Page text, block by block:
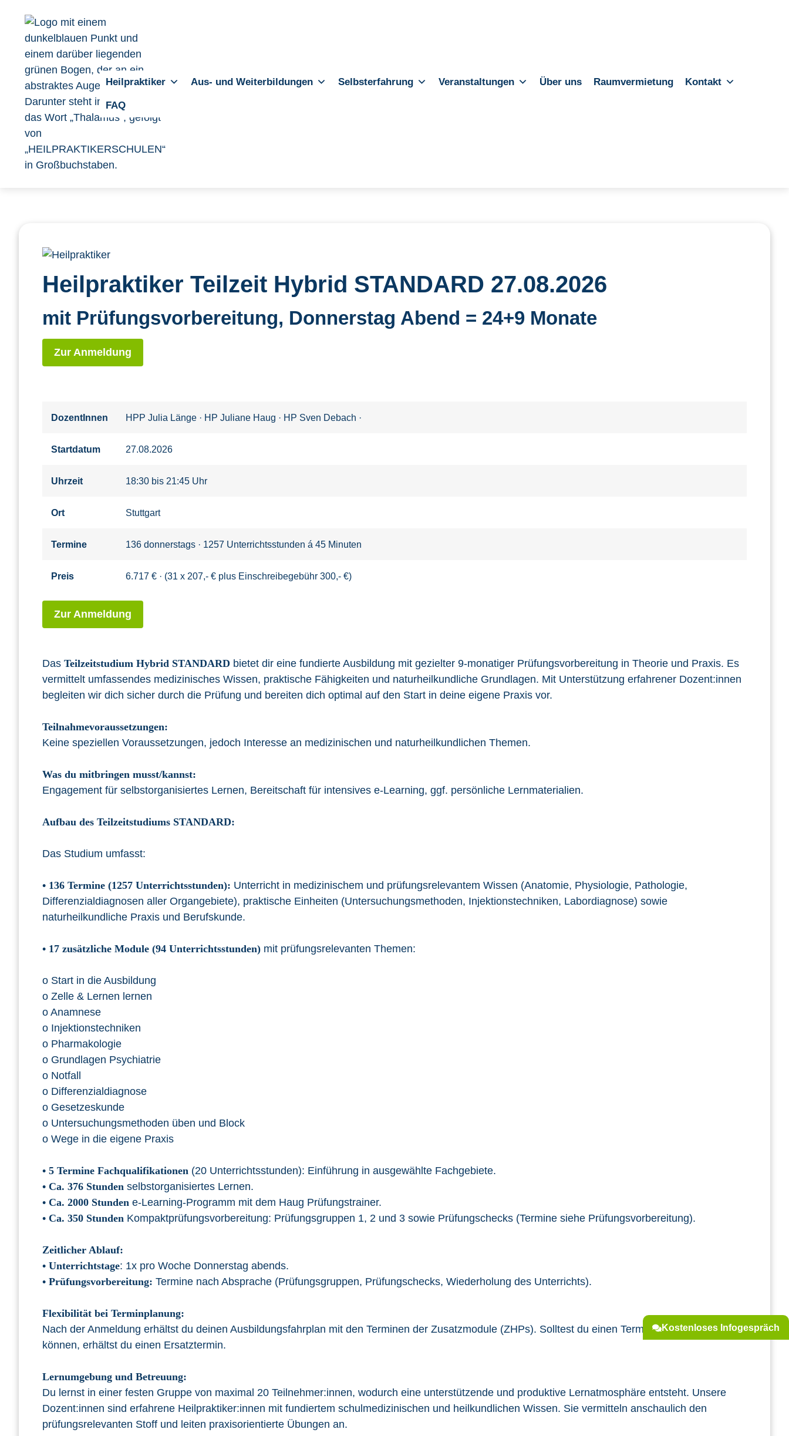
Heilpraktiker Aus- und Weiterbildungen Selbsterfahrung Veranstaltungen Über uns Raumvermietung Kontakt
FAQ
Kostenloses Infogespräch
Heilpraktiker Teilzeit Hybrid STANDARD 27.08.2026
mit Prüfungsvorbereitung, Donnerstag Abend = 24+9 Monate
Zur Anmeldung
DozentInnen HPP Julia Länge · HP Juliane Haug · HP Sven Debach ·
Startdatum 27.08.2026
Uhrzeit 18:30 bis 21:45 Uhr
Ort Stuttgart
Termine 136 donnerstags · 1257 Unterrichtsstunden á 45 Minuten
Preis 6.717 € · (31 x 207,- € plus Einschreibegebühr 300,- €)
Zur Anmeldung
Das Teilzeitstudium Hybrid STANDARD bietet dir eine fundierte Ausbildung mit gezielter 9-monatiger Prüfungsvorbereitung in Theorie und Praxis. Es
vermittelt umfassendes medizinisches Wissen, praktische Fähigkeiten und naturheilkundliche Grundlagen. Mit Unterstützung erfahrener Dozent:innen
begleiten wir dich sicher durch die Prüfung und bereiten dich optimal auf den Start in deine eigene Praxis vor.
Teilnahmevoraussetzungen:
Keine speziellen Voraussetzungen, jedoch Interesse an medizinischen und naturheilkundlichen Themen.
Was du mitbringen musst/kannst:
Engagement für selbstorganisiertes Lernen, Bereitschaft für intensives e-Learning, ggf. persönliche Lernmaterialien.
Aufbau des Teilzeitstudiums STANDARD:
Das Studium umfasst:
• 136 Termine (1257 Unterrichtsstunden): Unterricht in medizinischem und prüfungsrelevantem Wissen (Anatomie, Physiologie, Pathologie,
Differenzialdiagnosen aller Organgebiete), praktische Einheiten (Untersuchungsmethoden, Injektionstechniken, Labordiagnose) sowie
naturheilkundliche Praxis und Berufskunde.
• 17 zusätzliche Module (94 Unterrichtsstunden) mit prüfungsrelevanten Themen:
o Start in die Ausbildung
o Zelle & Lernen lernen
o Anamnese
o Injektionstechniken
o Pharmakologie
o Grundlagen Psychiatrie
o Notfall
o Differenzialdiagnose
o Gesetzeskunde
o Untersuchungsmethoden üben und Block
o Wege in die eigene Praxis
• 5 Termine Fachqualifikationen (20 Unterrichtsstunden): Einführung in ausgewählte Fachgebiete.
• Ca. 376 Stunden selbstorganisiertes Lernen.
• Ca. 2000 Stunden e-Learning-Programm mit dem Haug Prüfungstrainer.
• Ca. 350 Stunden Kompaktprüfungsvorbereitung: Prüfungsgruppen 1, 2 und 3 sowie Prüfungschecks (Termine siehe Prüfungsvorbereitung).
Zeitlicher Ablauf:
• Unterrichtstage: 1x pro Woche Donnerstag abends.
• Prüfungsvorbereitung: Termine nach Absprache (Prüfungsgruppen, Prüfungschecks, Wiederholung des Unterrichts).
Flexibilität bei Terminplanung:
Nach der Anmeldung erhältst du deinen Ausbildungsfahrplan mit den Terminen der Zusatzmodule (ZHPs). Solltest du einen Termin nicht wahrnehmen
können, erhältst du einen Ersatztermin.
Lernumgebung und Betreuung:
Du lernst in einer festen Gruppe von maximal 20 Teilnehmer:innen, wodurch eine unterstützende und produktive Lernatmosphäre entsteht. Unsere
Dozent:innen sind erfahrene Heilpraktiker:innen mit fundiertem schulmedizinischen und heilkundlichen Wissen. Sie vermitteln anschaulich den
prüfungsrelevanten Stoff und leiten praxisorientierte Übungen an.